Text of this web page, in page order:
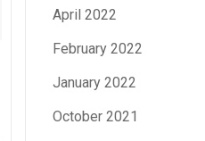
April 2022
February 2022
January 2022
October 2021